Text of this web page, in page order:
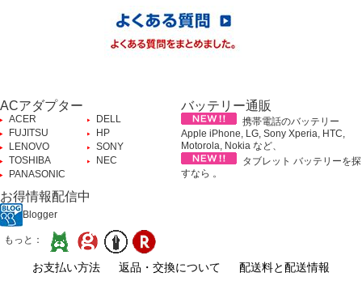
ACアダプター
ACER
DELL
FUJITSU
HP
LENOVO
SONY
TOSHIBA
NEC
PANASONIC
バッテリー通販
携帯電話のバッテリー
Apple iPhone, LG, Sony Xperia, HTC,
Motorola, Nokia など、
タブレット バッテリーを探
すなら 。
お得情報配信中
Blogger
もっと：
お支払い方法 返品・交換について 配送料と配送情報